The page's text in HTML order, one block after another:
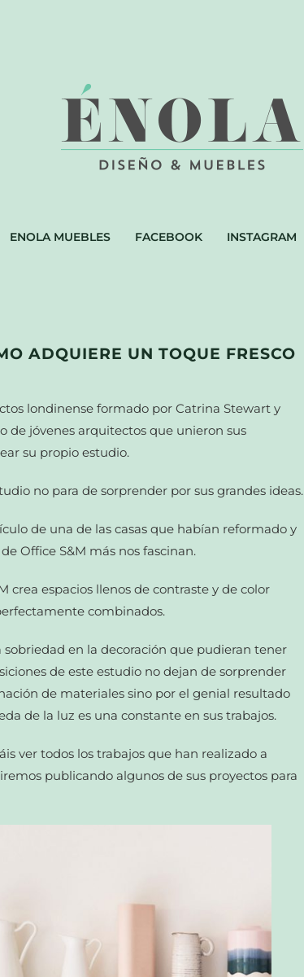
ENOLA MUEBLES FACEBOOK INSTAGRAM
ADQUIERE UN TOQUE FRESCO
londinense formado por Catrina Stewart y
de jóvenes arquitectos que unieron sus
su propio estudio.
no para de sorprender por sus grandes ideas.
de una de las casas que habían reformado y
Office S&M más nos fascinan.
crea espacios llenos de contraste y de color
combinados.
en la decoración que pudieran tener
de este estudio no dejan de sorprender
de materiales sino por el genial resultado
de la luz es una constante en sus trabajos.
ver todos los trabajos que han realizado a
publicando algunos de sus proyectos para